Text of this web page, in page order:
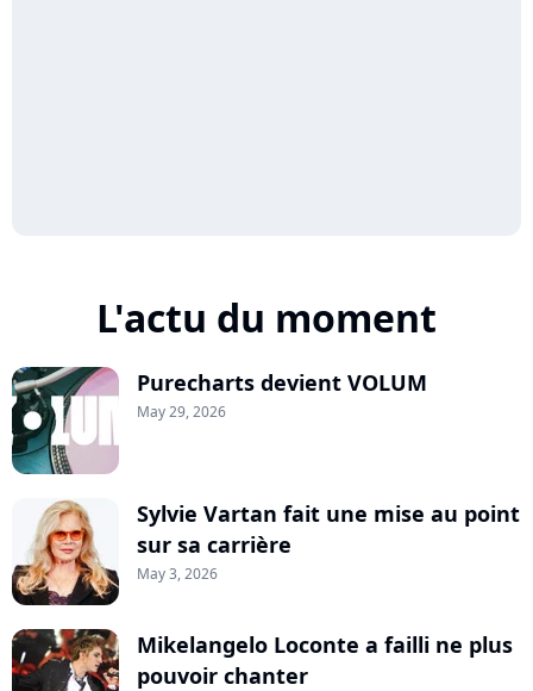
L'actu du moment
Purecharts devient VOLUM
May 29, 2026
Sylvie Vartan fait une mise au point
sur sa carrière
May 3, 2026
Mikelangelo Loconte a failli ne plus
pouvoir chanter